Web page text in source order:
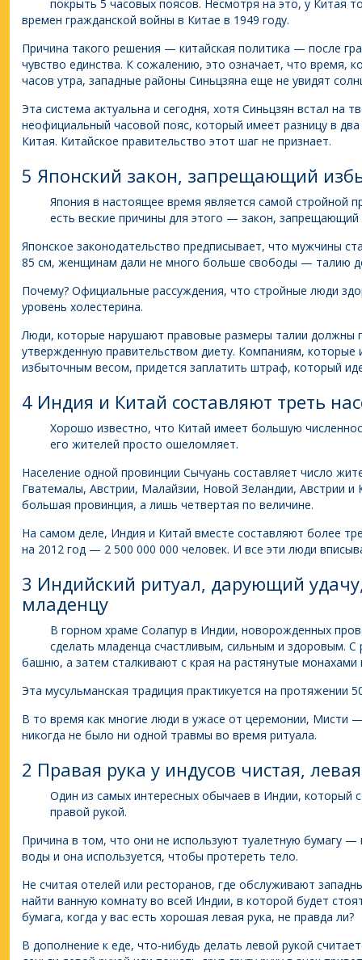
покрыть 5 часовых поясов. Несмотря на это, у Китая
времен гражданской войны в Китае в 1949 году.
Причина такого решения — китайская политика — после
чувство единства. К сожалению, это означает, что время,
часов утра, западные районы Синьцзяна еще не увидят
Эта система актуальна и сегодня, хотя Синьцзян встал на
неофициальный часовой пояс, который имеет разницу в
Китая. Китайское правительство этот шаг не признает.
5 Японский закон, запрещающий
Япония в настоящее время является самой стройной
есть веские причины для этого — закон,
Японское законодательство предписывает, что мужчины
85 см, женщинам дали не много больше свободы — талию
Почему? Официальные рассуждения, что стройные люди
уровень холестерина.
Люди, которые нарушают правовые размеры талии должны
утвержденную правительством диету. Компаниям,
избыточным весом, придется заплатить штраф, который
4 Индия и Китай составляют треть
Хорошо известно, что Китай имеет большую
его жителей просто ошеломляет.
Население одной провинции Сычуань составляет число
Гватемалы, Австрии, Малайзии, Новой Зеландии, Австрии
большая провинция, а лишь четвертая по величине.
На самом деле, Индия и Китай вместе составляют более
на 2012 год — 2 500 000 000 человек. И все эти люди
3 Индийский ритуал, дарующий
младенцу
В горном храме Солапур в Индии, новорожденных
сделать младенца счастливым, сильным и здоровым.
башню, а затем сталкивают с края на растянутые
Эта мусульманская традиция практикуется на протяжении
В то время как многие люди в ужасе от церемонии, Мисти
никогда не было ни одной травмы во время ритуала.
2 Правая рука у индусов чистая,
Один из самых интересных обычаев в Индии, который
правой рукой.
Причина в том, что они не используют туалетную бумагу —
воды и она используется, чтобы протереть тело.
Не считая отелей или ресторанов, где обслуживают
найти ванную комнату во всей Индии, в которой будет
бумага, когда у вас есть хорошая левая рука, не правда ли?
В дополнение к еде, что-нибудь делать левой рукой